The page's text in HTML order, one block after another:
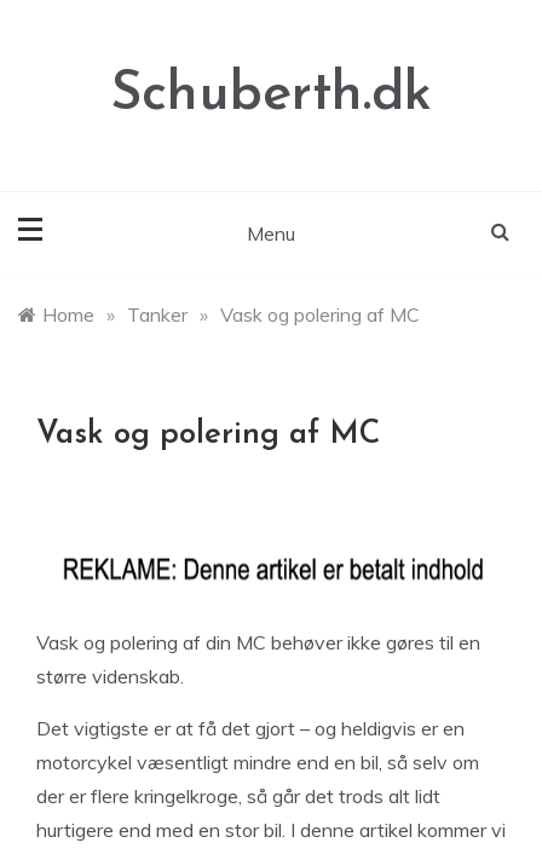
Schuberth.dk
Menu
Home » Tanker » Vask og polering af MC
Vask og polering af MC
Vask og polering af din MC behøver ikke gøres til en
større videnskab.
Det vigtigste er at få det gjort – og heldigvis er en
motorcykel væsentligt mindre end en bil, så selv om
der er flere kringelkroge, så går det trods alt lidt
hurtigere end med en stor bil. I denne artikel kommer vi